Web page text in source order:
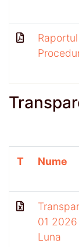
Raportul
T Nume
01 2026
Luna